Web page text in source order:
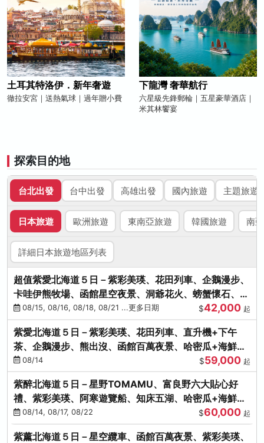
土耳其特洛伊．新年奢遊
徹拉安宮｜送熱氣球｜過年贈小費
下龍灣 奢華航行
六星級先鋒郵輪｜五星豪華酒店｜
米其林饗宴
探索目的地
台北出發 台中出發 高雄出發 國內旅遊 主題旅遊
日本旅遊 歐洲旅遊 東南亞旅遊 韓國旅遊 南
詳細日本旅遊地區列表
超值紫愛北海道５日－紫彩美瑛、花田列車、企鵝漫步、
卡哇伊熊牧場、函館星空夜景、洞爺花火、螃蟹懷石、啤
酒暢飲
08/15, 08/16, 08/18, 08/21 ...更多日期 $42,000 起
紫愛北海道５日－紫彩美瑛、花田列車、直升機+下午
茶、企鵝漫步、熊出沒、函館百萬夜景、哈密瓜+海鮮和
牛八大螃蟹吃到飽
08/14 $59,000 起
紫醉北海道５日－星野TOMAMU、富良野六大貼心好
禮、紫彩美瑛、阿寒遊覽船、知床五湖、哈密瓜+海鮮和
牛螃蟹吃到飽
08/14, 08/17, 08/22 $60,000 起
紫薰北海道５日－星空纜車、函館百萬夜景、紫彩美瑛、